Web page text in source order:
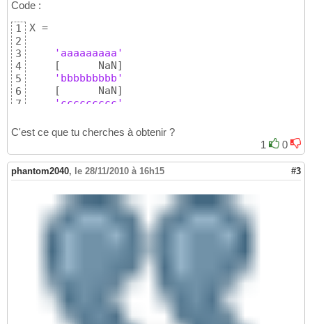
Code :
1
2
3
4
5
6
7
X =
'aaaaaaaaa'
[
      NaN
]
'bbbbbbbbb'
[
      NaN
]
'ccccccccc'
C'est ce que tu cherches à obtenir ?
1
0
phantom2040, le 28/11/2010 à 16h15 #3